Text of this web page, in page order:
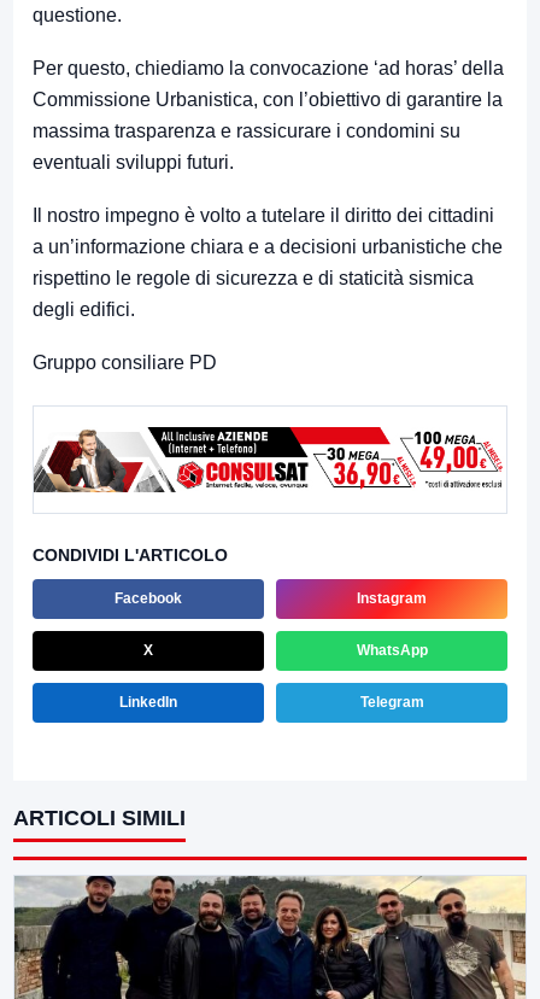
questione.
Per questo, chiediamo la convocazione ‘ad horas’ della
Commissione Urbanistica, con l’obiettivo di garantire la
massima trasparenza e rassicurare i condomini su
eventuali sviluppi futuri.
Il nostro impegno è volto a tutelare il diritto dei cittadini
a un’informazione chiara e a decisioni urbanistiche che
rispettino le regole di sicurezza e di staticità sismica
degli edifici.
Gruppo consiliare PD
CONDIVIDI L'ARTICOLO
Facebook Instagram
X WhatsApp
LinkedIn Telegram
ARTICOLI SIMILI